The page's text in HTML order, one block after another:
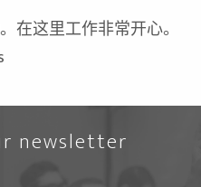
在这里工作非常开心。
newsletter